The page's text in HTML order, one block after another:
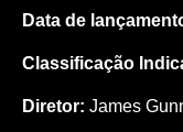
Data de
Classificação
Diretor: James